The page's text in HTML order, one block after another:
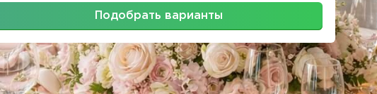
Подобрать варианты